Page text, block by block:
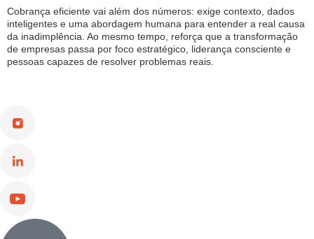
Cobrança eficiente vai além dos números: exige contexto, dados
inteligentes e uma abordagem humana para entender a real causa
da inadimplência. Ao mesmo tempo, reforça que a transformação
de empresas passa por foco estratégico, liderança consciente e
pessoas capazes de resolver problemas reais.